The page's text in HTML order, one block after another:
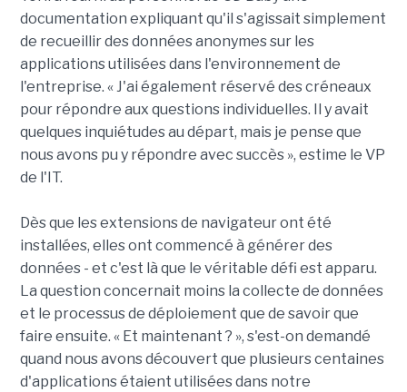
documentation expliquant qu'il s'agissait simplement
de recueillir des données anonymes sur les
applications utilisées dans l'environnement de
l'entreprise. « J'ai également réservé des créneaux
pour répondre aux questions individuelles. Il y avait
quelques inquiétudes au départ, mais je pense que
nous avons pu y répondre avec succès », estime le VP
de l'IT.
Dès que les extensions de navigateur ont été
installées, elles ont commencé à générer des
données - et c'est là que le véritable défi est apparu.
La question concernait moins la collecte de données
et le processus de déploiement que de savoir que
faire ensuite. « Et maintenant ? », s'est-on demandé
quand nous avons découvert que plusieurs centaines
d'applications étaient utilisées dans notre